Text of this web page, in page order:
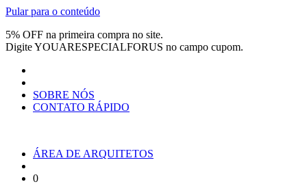
Pular para o conteúdo
5% OFF na primeira compra no site.
DigiteYOUARESPECIALFORUS no campo cupom.
SOBRE NÓS
CONTATO RÁPIDO
ÁREA DE ARQUITETOS
0